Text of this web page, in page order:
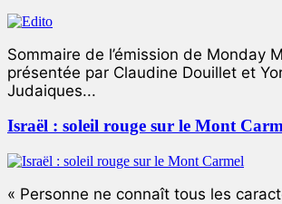
Sommaire de l’émission de Monday
présentée par Claudine Douillet et
Judaiques...
Israël : soleil rouge sur le Mont
« Personne ne connaît tous les